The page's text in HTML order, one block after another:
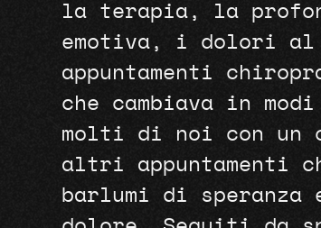
la terapia, la
emotiva, i dolori
appuntamenti
che cambiava in
molti di noi con un
altri appuntamenti
barlumi di